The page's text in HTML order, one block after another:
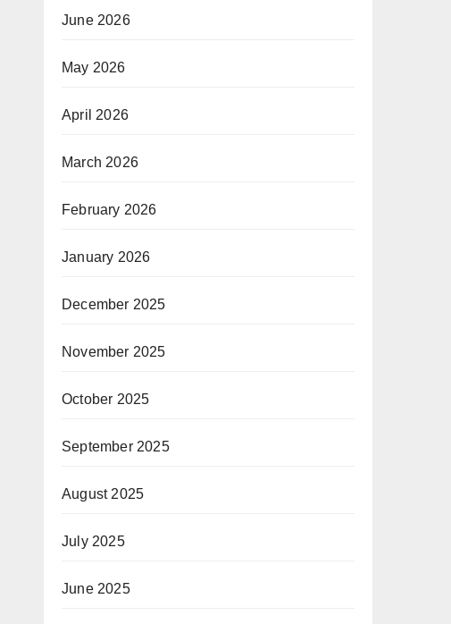
June 2026
May 2026
April 2026
March 2026
February 2026
January 2026
December 2025
November 2025
October 2025
September 2025
August 2025
July 2025
June 2025